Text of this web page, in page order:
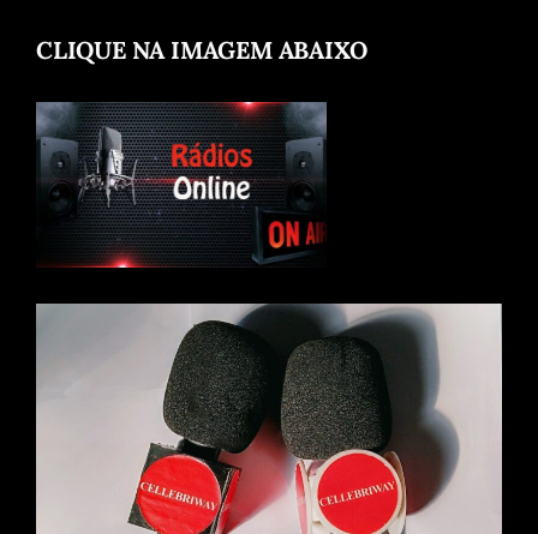
CLIQUE NA IMAGEM ABAIXO